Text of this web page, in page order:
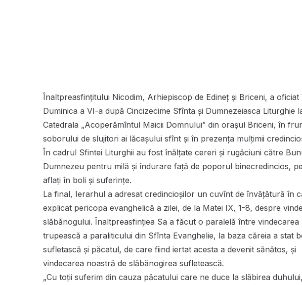
Înaltpreasfințitului Nicodim, Arhiepiscop de Edineț și Briceni, a oficiat
Duminica a VI-a după Cincizecime Sfînta şi Dumnezeiasca Liturghie
Catedrala „Acoperămîntul Maicii Domnului” din orașul Briceni, în
soborului de slujitori ai lăcașului sfînt şi în prezenţa mulţimii
În cadrul Sfintei Liturghii au fost înălțate cereri și rugăciuni către
Dumnezeu pentru milă și îndurare față de poporul binecredincios,
aflați în boli și suferințe.
La final, Ierarhul a adresat credincioşilor un cuvînt de învăţătură în
explicat pericopa evanghelică a zilei, de la Matei IX, 1-8, despre
slăbănogului. Înaltpreasfințiea Sa a făcut o paralelă între vindecarea
trupească a paraliticului din Sfînta Evanghelie, la baza căreia a stat
sufletască și păcatul, de care fiind iertat acesta a devenit sănătos, și
vindecarea noastră de slăbănogirea sufletească.
„Cu toţii suferim din cauza păcatului care ne duce la slăbirea